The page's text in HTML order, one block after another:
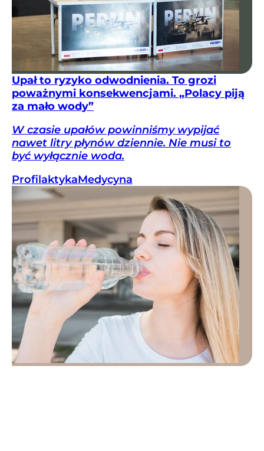
Upał to ryzyko odwodnienia. To grozi
poważnymi konsekwencjami. „Polacy piją
za mało wody”
W czasie upałów powinniśmy wypijać
nawet litry płynów dziennie. Nie musi to
być wyłącznie woda.
ProfilaktykaMedycyna